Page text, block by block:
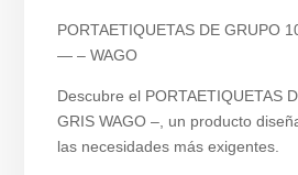
PORTAETIQUETAS DE GRUPO
— – WAGO
Descubre el PORTAETIQUETAS
GRIS WAGO –, un producto
las necesidades más exigentes.